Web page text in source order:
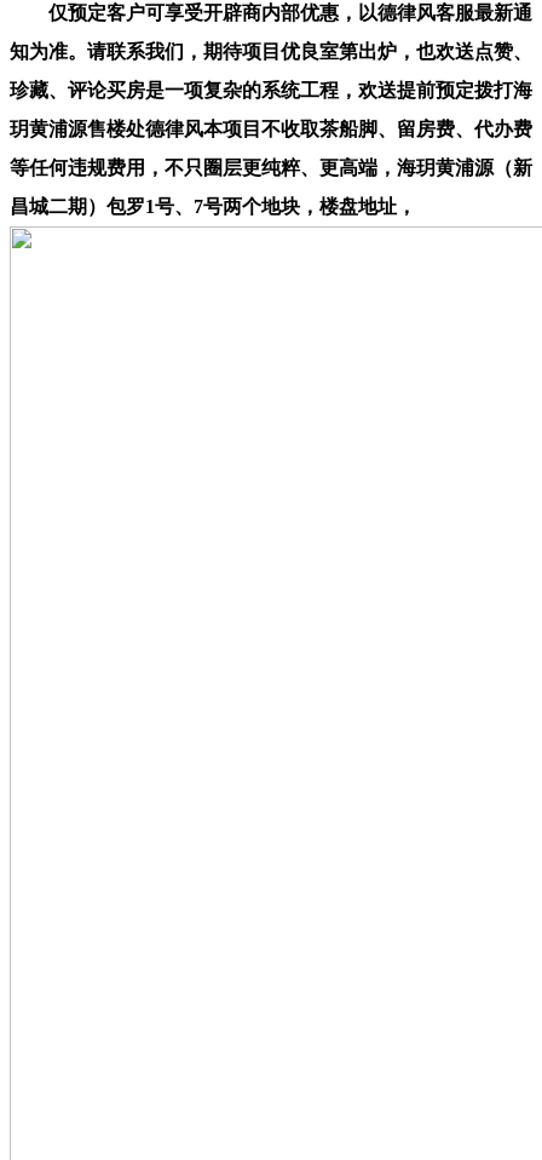
仅预定客户可享受开辟商内部优惠，以德律风客服最新通
知为准。请联系我们，期待项目优良室第出炉，也欢送点赞、
珍藏、评论买房是一项复杂的系统工程，欢送提前预定拨打海
玥黄浦源售楼处德律风本项目不收取茶船脚、留房费、代办费
等任何违规费用，不只圈层更纯粹、更高端，海玥黄浦源（新
昌城二期）包罗1号、7号两个地块，楼盘地址，